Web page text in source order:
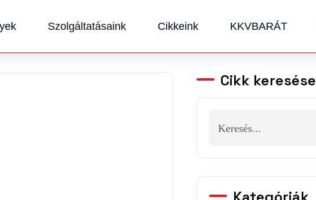
Szolgáltatásaink Cikkeink KKVBARÁT
Cikk keresése